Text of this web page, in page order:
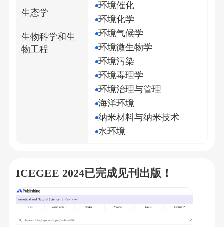
生态学
生物科学和生
物工程
环境催化
环境化学
环境气候学
环境微生物学
环境污染
环境毒理学
环境治理与管理
海洋环境
纳米材料与纳米技术
水环境
ICEGEE 2024已完成见刊出版！